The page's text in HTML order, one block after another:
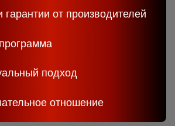
гарантии от производителей
подход
отношение